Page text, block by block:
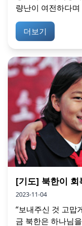
량난이 여전하다
더보기
[기도] 북한이
2023-11-04
“보내주신 것 고맙
금 북한은 하나님